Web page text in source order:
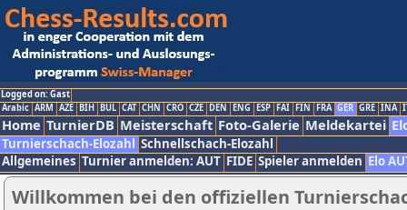
Logged on: Gast
Arabic ARM AZE BIH BUL CAT CHN CRO CZE DEN ENG ESP FAI FIN FRA GER GRE INA
Home TurnierDB Meisterschaft Foto-Galerie Meldekartei
Turnierschach-Elozahl Schnellschach-Elozahl
Allgemeines Turnier anmelden: AUT FIDE Spieler anmelden Elo
Willkommen bei den offiziellen